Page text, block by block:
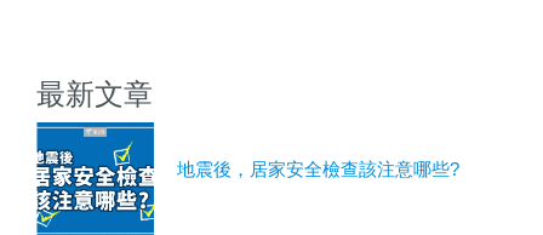
最新文章
地震後，居家安全檢查該注意哪些?